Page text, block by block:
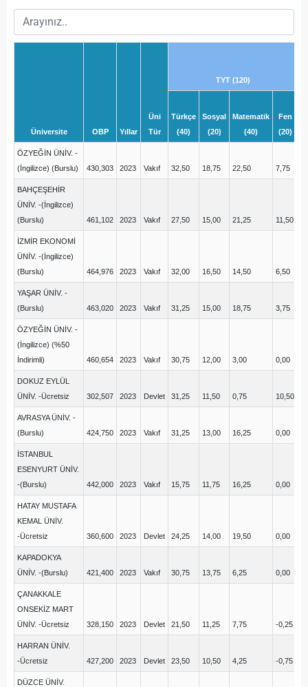
Üniversite OBP Yıllar
Üni
Tür
TYT (120)
Türkçe
(40)
Sosyal
(20)
Matematik
(40)
Fen
(20)
ÖZYEĞİN ÜNİV. -
(İngilizce) (Burslu)
430,303 2023 Vakıf 32,50 18,75 22,50 7,75
BAHÇEŞEHİR
ÜNİV. -(İngilizce)
(Burslu)
461,102 2023 Vakıf 27,50 15,00 21,25 11,50
İZMİR EKONOMİ
ÜNİV. -(İngilizce)
(Burslu)
464,976 2023 Vakıf 32,00 16,50 14,50 6,50
YAŞAR ÜNİV. -
(Burslu)
463,020 2023 Vakıf 31,25 15,00 18,75 3,75
ÖZYEĞİN ÜNİV. -
(İngilizce) (%50
İndirimli)
460,654 2023 Vakıf 30,75 12,00 3,00 0,00
DOKUZ EYLÜL
ÜNİV. -Ücretsiz
302,507 2023 Devlet 31,25 11,50 0,75 10,50
AVRASYA ÜNİV. -
(Burslu)
424,750 2023 Vakıf 31,25 13,00 16,25 0,00
İSTANBUL
ESENYURT ÜNİV.
-(Burslu)
442,000 2023 Vakıf 15,75 11,75 16,25 0,00
HATAY MUSTAFA
KEMAL ÜNİV.
-Ücretsiz
360,600 2023 Devlet 24,25 14,00 19,50 0,00
KAPADOKYA
ÜNİV. -(Burslu)
421,400 2023 Vakıf 30,75 13,75 6,25 0,00
ÇANAKKALE
ONSEKİZ MART
ÜNİV. -Ücretsiz
328,150 2023 Devlet 21,50 11,25 7,75 -0,25
HARRAN ÜNİV.
-Ücretsiz
427,200 2023 Devlet 23,50 10,50 4,25 -0,75
DÜZCE ÜNİV.